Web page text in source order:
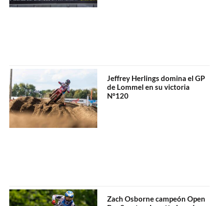
Jeffrey Herlings domina el GP
de Lommel en su victoria
N°120
Zach Osborne campeón Open